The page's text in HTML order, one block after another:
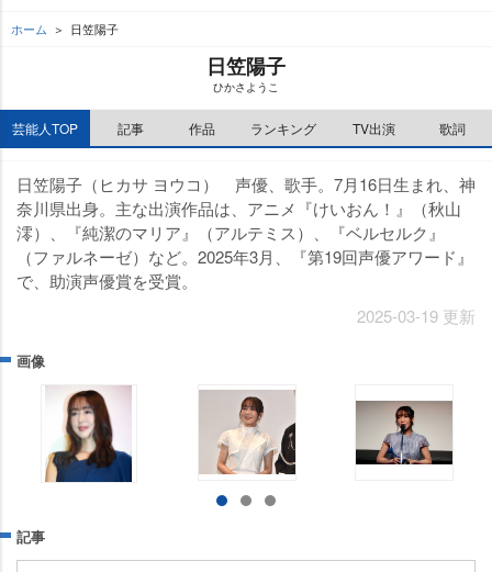
ホーム 日笠陽子
日笠陽子
ひかさようこ
芸能人TOP 記事 作品 ランキング TV出演 歌詞
日笠陽子（ヒカサ ヨウコ） 声優、歌手。7月16日生まれ、神
奈川県出身。主な出演作品は、アニメ『けいおん！』（秋山
澪）、『純潔のマリア』（アルテミス）、『ベルセルク』
（ファルネーゼ）など。2025年3月、『第19回声優アワード』
で、助演声優賞を受賞。
2025-03-19 更新
画像
記事